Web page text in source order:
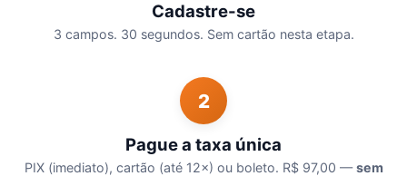
Cadastre-se
3 campos. 30 segundos. Sem cartão nesta etapa.
2
Pague a taxa única
PIX (imediato), cartão (até 12×) ou boleto. R$ 97,00 —sem